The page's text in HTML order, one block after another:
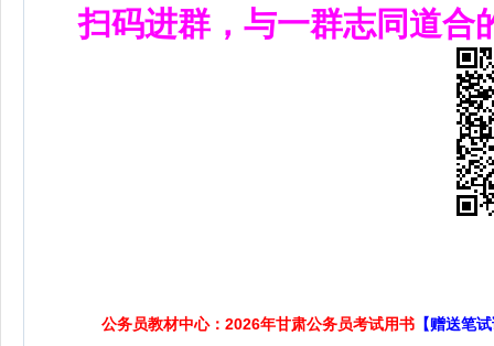
扫码进群，与一群志同道合
公务员教材中心：2026年甘肃公务员考试用书 【赠送笔